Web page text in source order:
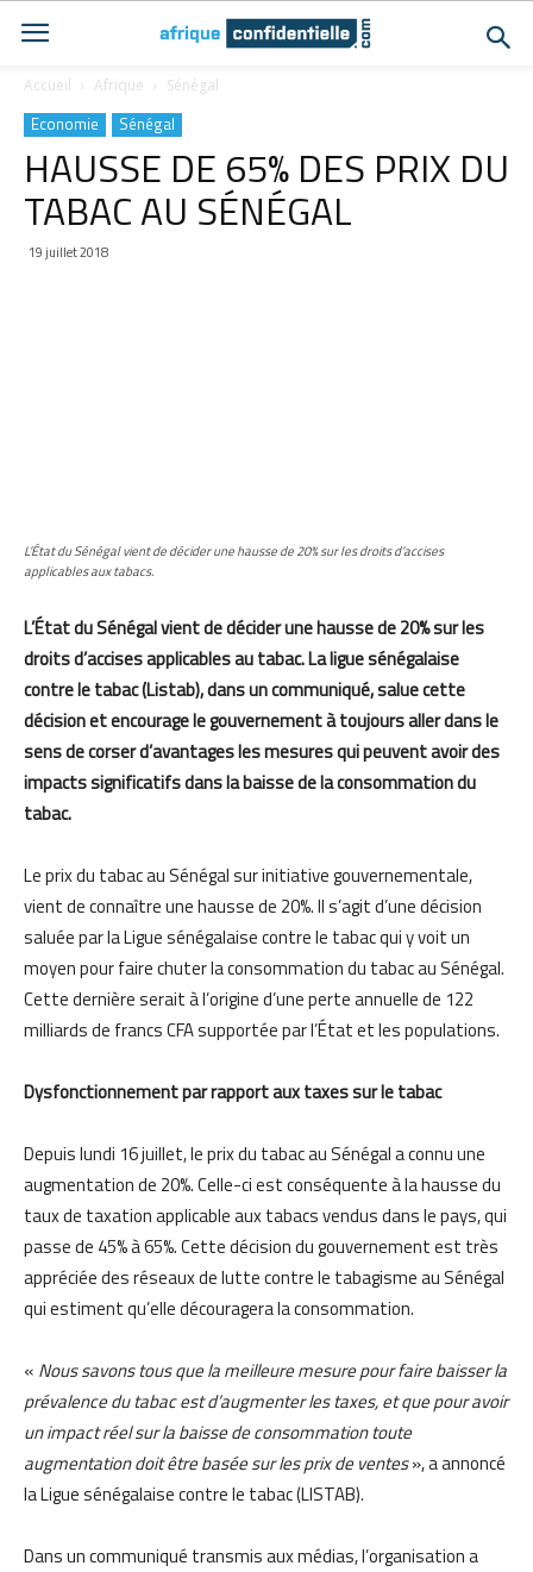
Accueil Afrique Sénégal
Economie Sénégal
HAUSSE DE 65% DES PRIX DU
TABAC AU SÉNÉGAL
19 juillet 2018
L’État du Sénégal vient de décider une hausse de 20% sur les droits d’accises
applicables aux tabacs.
L’État du Sénégal vient de décider une hausse de 20% sur les
droits d’accises applicables au tabac. La ligue sénégalaise
contre le tabac (Listab), dans un communiqué, salue cette
décision et encourage le gouvernement à toujours aller dans le
sens de corser d’avantages les mesures qui peuvent avoir des
impacts significatifs dans la baisse de la consommation du
tabac.
Le prix du tabac au Sénégal sur initiative gouvernementale,
vient de connaître une hausse de 20%. Il s’agit d’une décision
saluée par la Ligue sénégalaise contre le tabac qui y voit un
moyen pour faire chuter la consommation du tabac au Sénégal.
Cette dernière serait à l’origine d’une perte annuelle de 122
milliards de francs CFA supportée par l’État et les populations.
Dysfonctionnement par rapport aux taxes sur le tabac
Depuis lundi 16 juillet, le prix du tabac au Sénégal a connu une
augmentation de 20%. Celle-ci est conséquente à la hausse du
taux de taxation applicable aux tabacs vendus dans le pays, qui
passe de 45% à 65%. Cette décision du gouvernement est très
appréciée des réseaux de lutte contre le tabagisme au Sénégal
qui estiment qu’elle découragera la consommation.
« Nous savons tous que la meilleure mesure pour faire baisser la
prévalence du tabac est d’augmenter les taxes, et que pour avoir
un impact réel sur la baisse de consommation toute
augmentation doit être basée sur les prix de ventes», a annoncé
la Ligue sénégalaise contre le tabac (LISTAB).
Dans un communiqué transmis aux médias, l’organisation a